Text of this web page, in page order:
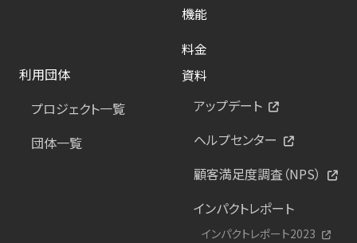
機能
料金
利用団体
プロジェクト一覧
団体一覧
資料
アップデート
ヘルプセンター
顧客満足度調査（NPS）
インパクトレポート
インパクトレポート2023